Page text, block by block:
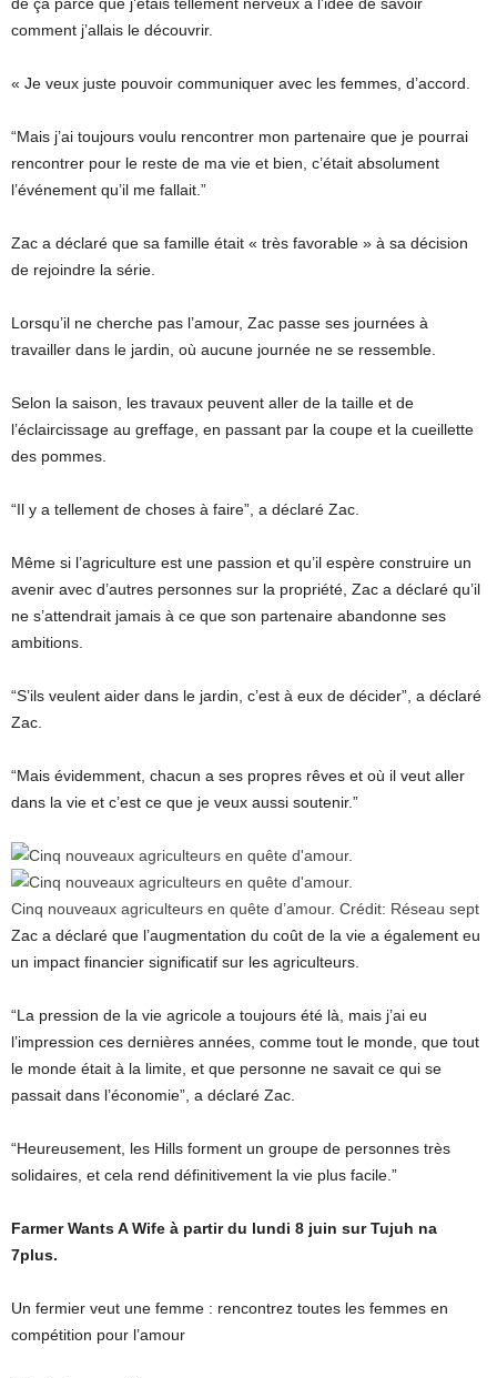
comment j’allais le découvrir.
« Je veux juste pouvoir communiquer avec les femmes, d’accord.
“Mais j’ai toujours voulu rencontrer mon partenaire que je pourrai
rencontrer pour le reste de ma vie et bien, c’était absolument
l’événement qu’il me fallait.”
Zac a déclaré que sa famille était « très favorable » à sa décision
de rejoindre la série.
Lorsqu’il ne cherche pas l’amour, Zac passe ses journées à
travailler dans le jardin, où aucune journée ne se ressemble.
Selon la saison, les travaux peuvent aller de la taille et de
l’éclaircissage au greffage, en passant par la coupe et la cueillette
des pommes.
“Il y a tellement de choses à faire”, a déclaré Zac.
Même si l’agriculture est une passion et qu’il espère construire un
avenir avec d’autres personnes sur la propriété, Zac a déclaré qu’il
ne s’attendrait jamais à ce que son partenaire abandonne ses
ambitions.
“S’ils veulent aider dans le jardin, c’est à eux de décider”, a déclaré
Zac.
“Mais évidemment, chacun a ses propres rêves et où il veut aller
dans la vie et c’est ce que je veux aussi soutenir.”
Cinq nouveaux agriculteurs en quête d’amour. Crédit: Réseau sept
Zac a déclaré que l’augmentation du coût de la vie a également eu
un impact financier significatif sur les agriculteurs.
“La pression de la vie agricole a toujours été là, mais j’ai eu
l’impression ces dernières années, comme tout le monde, que tout
le monde était à la limite, et que personne ne savait ce qui se
passait dans l’économie”, a déclaré Zac.
“Heureusement, les Hills forment un groupe de personnes très
solidaires, et cela rend définitivement la vie plus facile.”
Farmer Wants A Wife à partir du lundi 8 juin sur Tujuh na
7plus.
Un fermier veut une femme : rencontrez toutes les femmes en
compétition pour l’amour